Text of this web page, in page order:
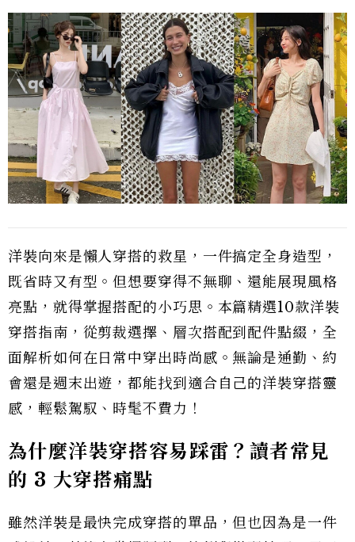
洋裝向來是懶人穿搭的救星，一件搞定全身造型，
既省時又有型。但想要穿得不無聊、還能展現風格
亮點，就得掌握搭配的小巧思。本篇精選10款洋裝
穿搭指南，從剪裁選擇、層次搭配到配件點綴，全
面解析如何在日常中穿出時尚感。無論是通勤、約
會還是週末出遊，都能找到適合自己的洋裝穿搭靈
感，輕鬆駕馭、時髦不費力！
為什麼洋裝穿搭容易踩雷？讀者常見
的 3 大穿搭痛點
雖然洋裝是最快完成穿搭的單品，但也因為是一件